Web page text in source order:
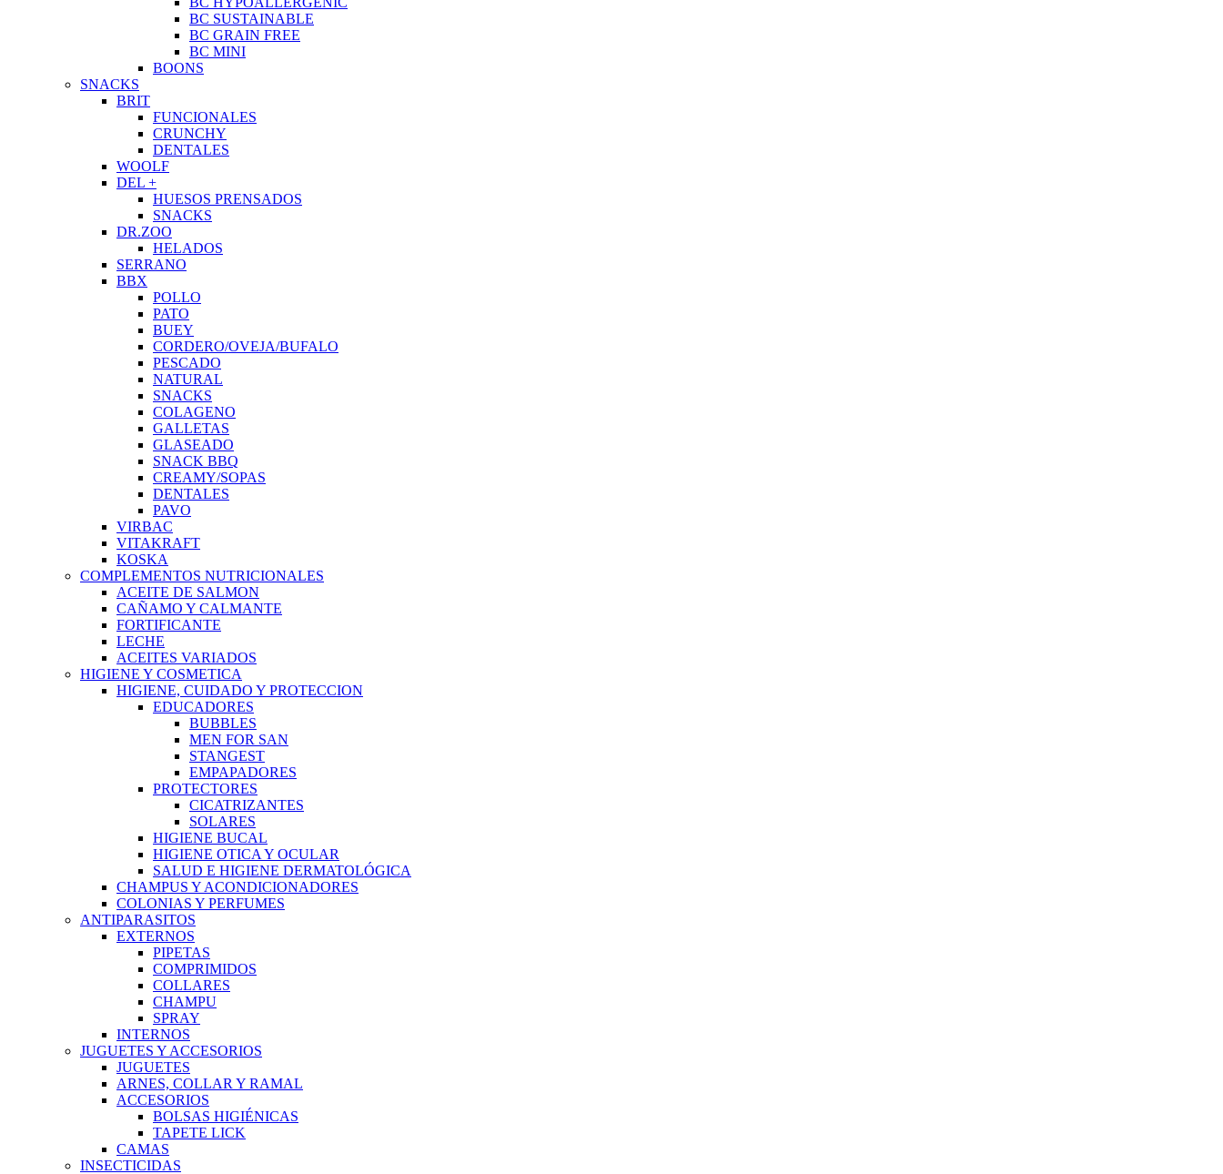
BC SUSTAINABLE
BC GRAIN FREE
BC MINI
BOONS
SNACKS
BRIT
FUNCIONALES
CRUNCHY
DENTALES
WOOLF
DEL +
HUESOS PRENSADOS
SNACKS
DR.ZOO
HELADOS
SERRANO
BBX
POLLO
PATO
BUEY
CORDERO/OVEJA/BUFALO
PESCADO
NATURAL
SNACKS
COLAGENO
GALLETAS
GLASEADO
SNACK BBQ
CREAMY/SOPAS
DENTALES
PAVO
VIRBAC
VITAKRAFT
KOSKA
COMPLEMENTOS NUTRICIONALES
ACEITE DE SALMON
CAÑAMO Y CALMANTE
FORTIFICANTE
LECHE
ACEITES VARIADOS
HIGIENE Y COSMETICA
HIGIENE, CUIDADO Y PROTECCION
EDUCADORES
BUBBLES
MEN FOR SAN
STANGEST
EMPAPADORES
PROTECTORES
CICATRIZANTES
SOLARES
HIGIENE BUCAL
HIGIENE OTICA Y OCULAR
SALUD E HIGIENE DERMATOLÓGICA
CHAMPUS Y ACONDICIONADORES
COLONIAS Y PERFUMES
ANTIPARASITOS
EXTERNOS
PIPETAS
COMPRIMIDOS
COLLARES
CHAMPU
SPRAY
INTERNOS
JUGUETES Y ACCESORIOS
JUGUETES
ARNES, COLLAR Y RAMAL
ACCESORIOS
BOLSAS HIGIÉNICAS
TAPETE LICK
CAMAS
INSECTICIDAS